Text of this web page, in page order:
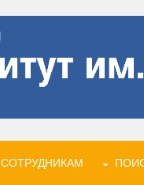
СОТРУДНИКАМ